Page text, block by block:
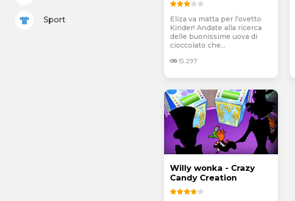
Sport
Eliza va matta per l’ovetto
Kinder! Andate alla ricerca
delle buonissime uova di
cioccolato che...
15.297
Willy wonka - Crazy
Candy Creation